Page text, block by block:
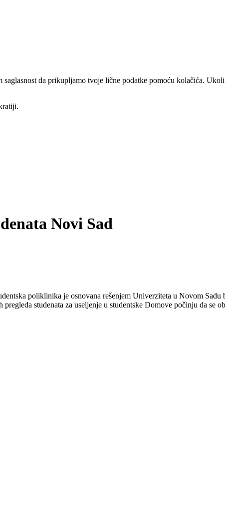
da prikupljamo tvoje lične podatke pomoću kolačića.
Novi Sad
poliklinika je osnovana rešenjem Univerziteta u Novom
studenata za useljenje u studentske Domove počinju da se